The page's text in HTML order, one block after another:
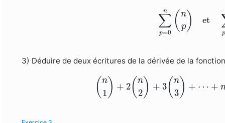
n
∑
p=0
( n
p) et
p
∑p 0 n(
3) Déduire de deux écritures de la dérivée de la fonction
( n
1) + 2(n
2 ) + 3( n
3) + ⋯ +
2 n (n 3